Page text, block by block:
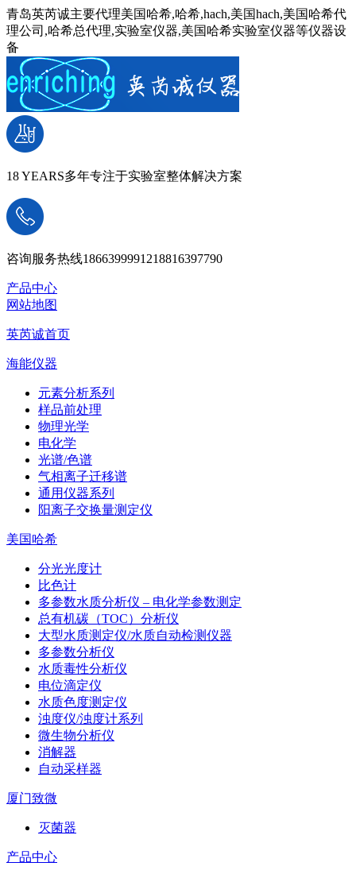
青岛英芮诚主要代理美国哈希,哈希,hach,美国hach,美国哈希代
理公司,哈希总代理,实验室仪器,美国哈希实验室仪器等仪器设
备
18 YEARS多年专注于实验室整体解决方案
咨询服务热线1866399991218816397790
产品中心
网站地图
英芮诚首页
海能仪器
元素分析系列
样品前处理
物理光学
电化学
光谱/色谱
气相离子迁移谱
通用仪器系列
阳离子交换量测定仪
美国哈希
分光光度计
比色计
多参数水质分析仪 – 电化学参数测定
总有机碳（TOC）分析仪
大型水质测定仪/水质自动检测仪器
多参数分析仪
水质毒性分析仪
电位滴定仪
水质色度测定仪
浊度仪/浊度计系列
微生物分析仪
消解器
自动采样器
厦门致微
灭菌器
产品中心